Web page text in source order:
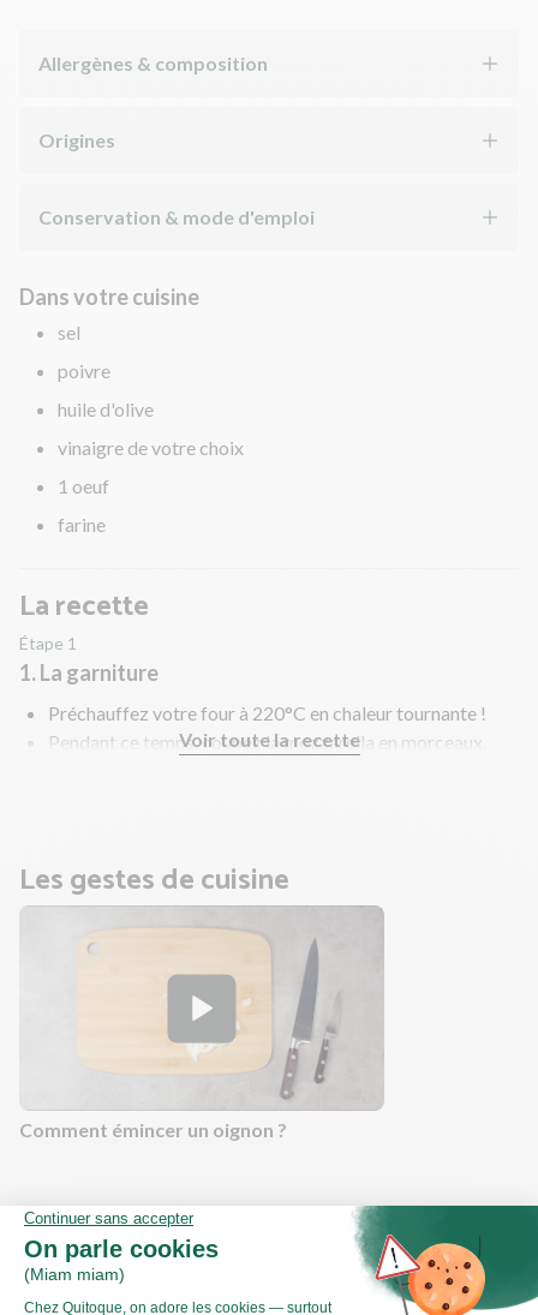
Allergènes & composition
Origines
Conservation & mode d'emploi
Dans votre cuisine
sel
poivre
huile d'olive
vinaigre de votre choix
1 oeuf
farine
La recette
Étape 1
1. La garniture
Préchauffez votre four à 220°C en chaleur tournante !
Pendant ce temps, coupez la mozzarella en morceaux.
Voir toute la recette
Les gestes de cuisine
Comment émincer un oignon ?
Valeurs nutritionnelles
Par personne Pour 100g